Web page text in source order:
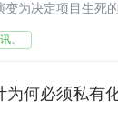
为决定项目生死
、
何必须私有